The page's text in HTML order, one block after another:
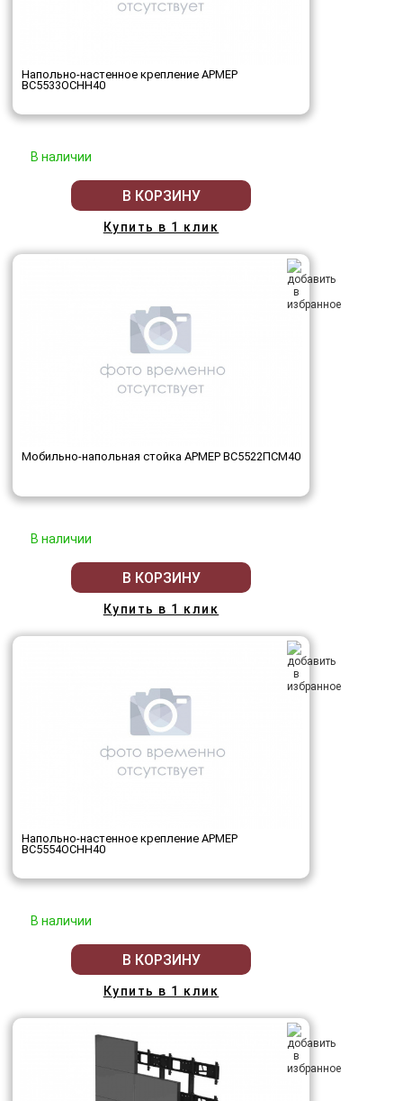
Напольно-настенное крепление АРМЕР
ВС5533ОСНН40
В наличии
В КОРЗИНУ
Купить в 1 клик
Мобильно-напольная стойка АРМЕР ВС5522ПСМ40
В наличии
В КОРЗИНУ
Купить в 1 клик
Напольно-настенное крепление АРМЕР
ВС5554ОСНН40
В наличии
В КОРЗИНУ
Купить в 1 клик